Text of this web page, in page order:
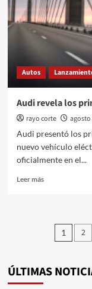
una
cabina
impulsada
por
inteligencia
Autos
Audi revela los
rayo corte agosto
Audi presentó los
nuevo vehículo
oficialmente en el...
Leer másLeer
revela
del
A2
1 2
ÚLTIMAS